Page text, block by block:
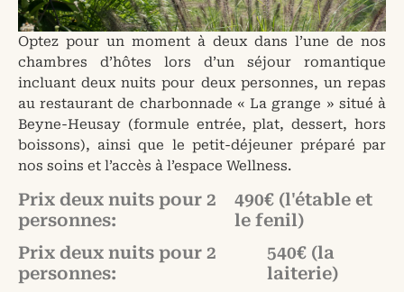
Optez pour un moment à deux dans l’une de nos
chambres d’hôtes lors d’un séjour romantique
incluant deux nuits pour deux personnes, un repas
au restaurant de charbonnade « La grange » situé à
Beyne-Heusay (formule entrée, plat, dessert, hors
boissons), ainsi que le petit-déjeuner préparé par
nos soins et l’accès à l’espace Wellness.
Prix deux nuits pour 2
personnes:
490€ (l'étable et
le fenil)
Prix deux nuits pour 2
personnes:
540€ (la
laiterie)